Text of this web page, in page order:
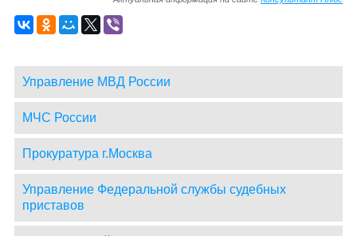
Управление МВД России
МЧС России
Прокуратура г.Москва
Управление Федеральной службы судебных
приставов